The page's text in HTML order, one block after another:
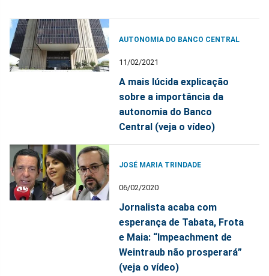
AUTONOMIA DO BANCO CENTRAL
11/02/2021
A mais lúcida explicação
sobre a importância da
autonomia do Banco
Central (veja o vídeo)
JOSÉ MARIA TRINDADE
06/02/2020
Jornalista acaba com
esperança de Tabata, Frota
e Maia: “Impeachment de
Weintraub não prosperará”
(veja o vídeo)